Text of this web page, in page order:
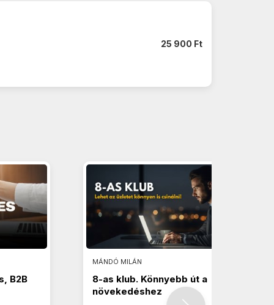
25 900 Ft
B2B
MÁNDÓ MILÁN
8-as klub. Könnyebb út a
növekedéshez